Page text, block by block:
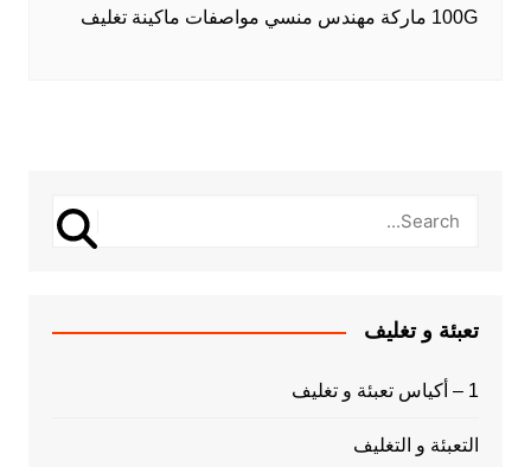
100G ماركة مهندس منسي مواصفات ماكينة تغليف
تعبئة و تغليف
1 – أكياس تعبئة و تغليف
التعبئة و التغليف